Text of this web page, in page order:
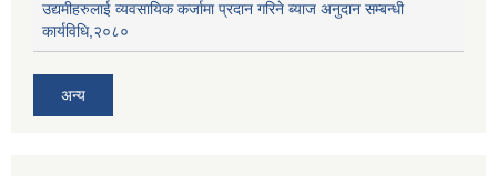
उद्यमीहरुलाई व्यवसायिक कर्जामा प्रदान गरिने ब्याज अनुदान सम्बन्धी
कार्यविधि,२०८०
अन्य